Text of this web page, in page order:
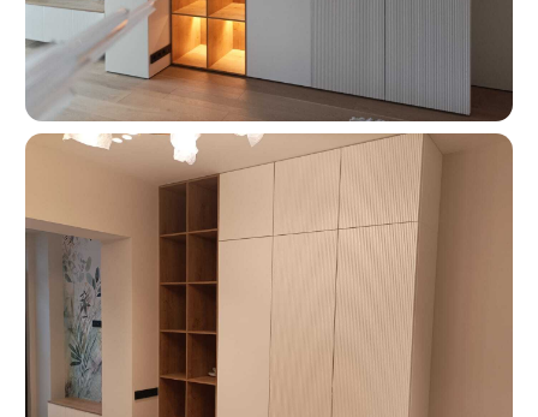
«Мебель-Королей» —
производим мебель
на заказ с 2005 года
О КОМПАНИИ